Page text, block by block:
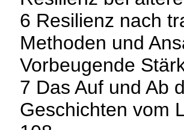
6 Resilienz nach
Methoden und
Vorbeugende
7 Das Auf und Ab
Geschichten vom